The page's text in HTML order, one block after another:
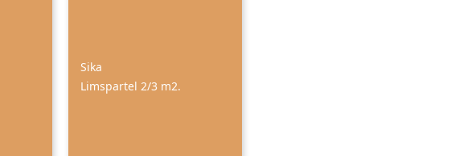
Sika
Limspartel 2/3 m2.